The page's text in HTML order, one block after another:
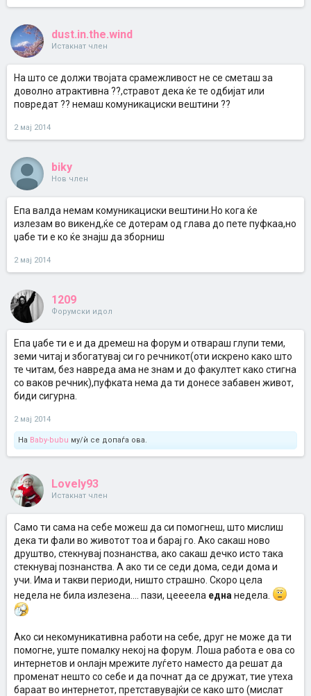
dust.in.the.wind
Истакнат член
На што се должи твојата срамежливост не се сметаш за
доволно атрактивна ??,стравот дека ќе те одбијат или
повредат ?? немаш комуникациски вештини ??
2 мај 2014
biky
Нов член
Епа валда немам комуникациски вештини.Но кога ќе
излезам во викенд,ќе се дотерам од глава до пете пуфкаа,но
џабе ти е ко ќе знајш да зборниш
2 мај 2014
1209
Форумски идол
Епа џабе ти е и да дремеш на форум и отвараш глупи теми,
земи читај и збогатувај си го речникот(оти искрено како што
те читам, без навреда ама не знам и до факултет како стигна
со ваков речник),пуфката нема да ти донесе забавен живот,
биди сигурна.
2 мај 2014
На Baby-bubu му/ѝ се допаѓа ова.
Lovely93
Истакнат член
Само ти сама на себе можеш да си помогнеш, што мислиш
дека ти фали во животот тоа и барај го. Ако сакаш ново
друштво, стекнувај познанства, ако сакаш дечко исто така
стекнувај познанства. А ако ти се седи дома, седи дома и
учи. Има и такви периоди, ништо страшно. Скоро цела
недела не била излезена.... пази, цеееела една недела.
Ако си некомуникативна работи на себе, друг не може да ти
помогне, уште помалку некој на форум. Лоша работа е ова со
интернетов и онлајн мрежите луѓето наместо да решат да
променат нешто со себе и да почнат да се дружат, тие утеха
бараат во интернетот, претставувајќи се како што (мислат